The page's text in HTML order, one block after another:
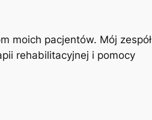
moich pacjentów. Mój zespół
rehabilitacyjnej i pomocy